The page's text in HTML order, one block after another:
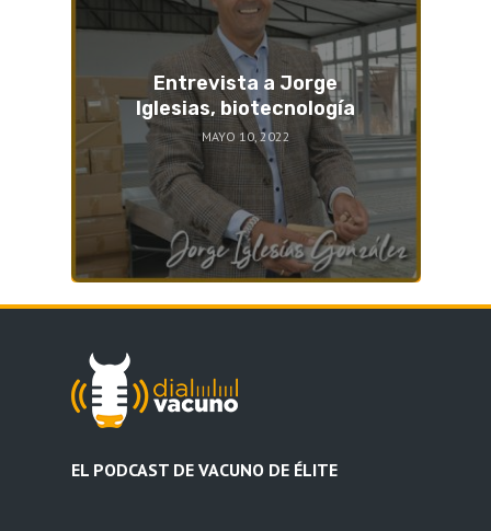
Entrevista a Jorge
Iglesias, biotecnología
MAYO 10, 2022
EL PODCAST DE VACUNO DE ÉLITE